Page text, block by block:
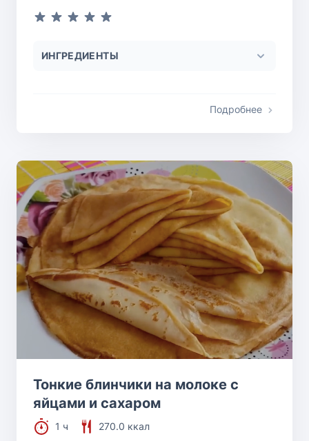
ИНГРЕДИЕНТЫ
Подробнее
Тонкие блинчики на молоке с
яйцами и сахаром
1 ч
270.0 ккал